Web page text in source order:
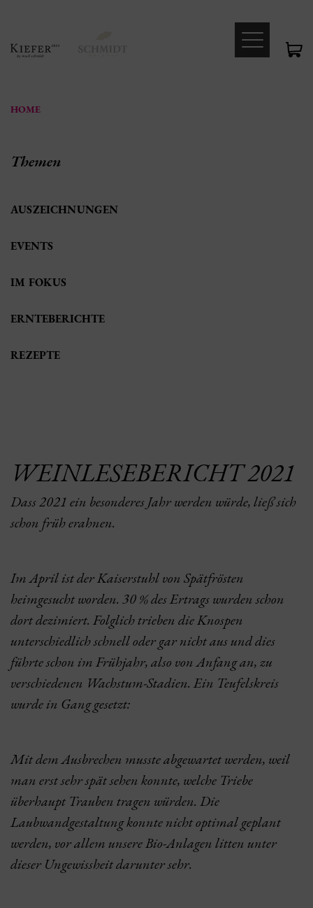
HOME
Themen
AUSZEICHNUNGEN
EVENTS
IM FOKUS
ERNTEBERICHTE
REZEPTE
WEINLESEBERICHT 2021
Dass 2021 ein besonderes Jahr werden würde, ließ sich
schon früh erahnen.
Im April ist der Kaiserstuhl von Spätfrösten
heimgesucht worden. 30 % des Ertrags wurden schon
dort dezimiert. Folglich trieben die Knospen
unterschiedlich schnell oder gar nicht aus und dies
führte schon im Frühjahr, also von Anfang an, zu
verschiedenen Wachstum-Stadien. Ein Teufelskreis
wurde in Gang gesetzt:
Mit dem Ausbrechen musste abgewartet werden, weil
man erst sehr spät sehen konnte, welche Triebe
überhaupt Trauben tragen würden. Die
Laubwandgestaltung konnte nicht optimal geplant
werden, vor allem unsere Bio-Anlagen litten unter
dieser Ungewissheit darunter sehr.